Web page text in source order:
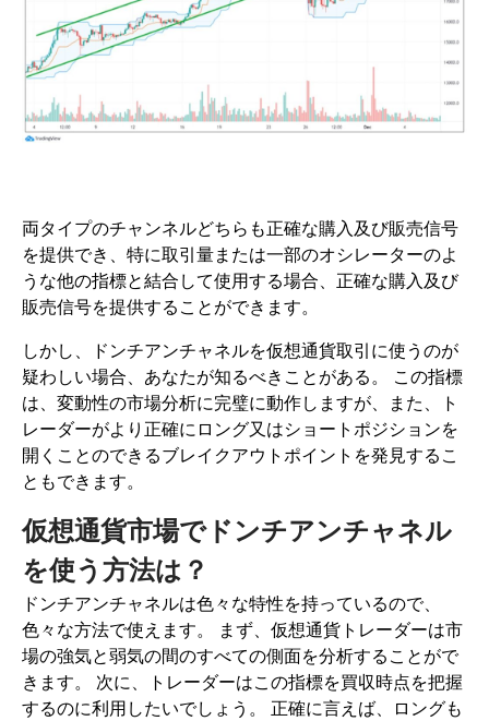
両タイプのチャンネルどちらも正確な購入及び販売信号
を提供でき、特に取引量または一部のオシレーターのよ
うな他の指標と結合して使用する場合、正確な購入及び
販売信号を提供することができます。
しかし、ドンチアンチャネルを仮想通貨取引に使うのが
疑わしい場合、あなたが知るべきことがある。 この指標
は、変動性の市場分析に完璧に動作しますが、また、ト
レーダーがより正確にロング又はショートポジションを
開くことのできるブレイクアウトポイントを発見するこ
ともできます。
仮想通貨市場でドンチアンチャネル
を使う方法は？
ドンチアンチャネルは色々な特性を持っているので、
色々な方法で使えます。 まず、仮想通貨トレーダーは市
場の強気と弱気の間のすべての側面を分析することがで
きます。 次に、トレーダーはこの指標を買収時点を把握
するのに利用したいでしょう。 正確に言えば、ロングも